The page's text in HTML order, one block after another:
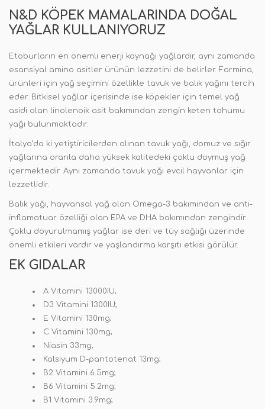
N&D KÖPEK MAMALARINDA DOĞAL
YAĞLAR KULLANIYORUZ
Etoburların en önemli enerji kaynağı yağlardır, aynı zamanda
esansiyal amino asitler ürünün lezzetini de belirler. Farmina,
ürünleri için yağ seçimini özellikle tavuk ve balık yağını tercih
eder. Bitkisel yağlar içerisinde ise köpekler için temel yağ
asidi olan linolenoik asit bakımından zengin keten tohumu
yağı bulunmaktadır.
İtalya’da ki yetiştiricilerden alınan tavuk yağı, domuz ve sığır
yağlarına oranla daha yüksek kalitedeki çoklu doymuş yağ
içermektedir. Aynı zamanda tavuk yağı evcil hayvanlar için
lezzetlidir.
Balık yağı, hayvansal yağ olan Omega-3 bakımından ve anti-
inflamatuar özelliği olan EPA ve DHA bakımından zengindir.
Çoklu doyurulmamış yağlar ise deri ve tüy sağlığı üzerinde
önemli etkileri vardır ve yaşlandırma karşıtı etkisi görülür.
EK GIDALAR
A Vitamini 13000IU;
D3 Vitamini 1300IU;
E Vitamini 130mg;
C Vitamini 130mg;
Niasin 33mg;
Kalsiyum D-pantotenat 13mg;
B2 Vitamini 6.5mg;
B6 Vitamini 5.2mg;
B1 Vitamini 3.9mg;